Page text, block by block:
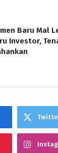
Baru Mal
Investor,